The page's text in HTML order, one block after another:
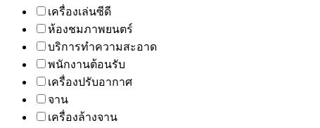
เครื่องเล่นซีดี
ห้องชมภาพยนตร์
บริการทำความสะอาด
พนักงานต้อนรับ
เครื่องปรับอากาศ
จาน
เครื่องล้างจาน